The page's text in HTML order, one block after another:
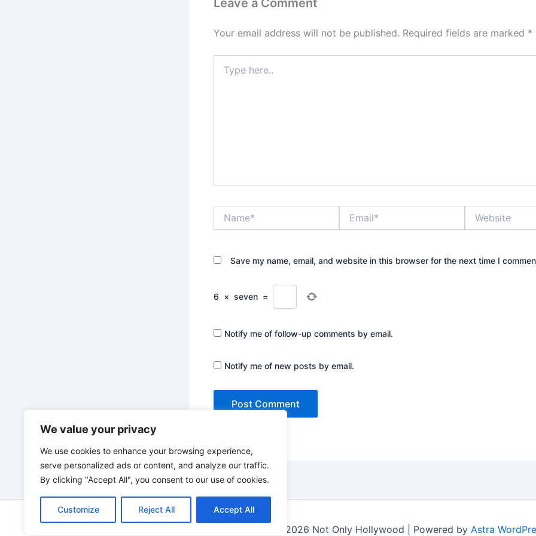
We value your privacy
We use cookies to enhance your browsing experience,
serve personalized ads or content, and analyze our traffic.
By clicking "Accept All", you consent to our use of cookies.
Customize Reject All Accept All
Leave a Comment
Your email address will not be published. Required fields are marked *
here..
Save my name, email, and website in this browser for the next time I
6 × seven =
Notify me of follow-up comments by email.
Notify me of new posts by email.
Copyright © 2026 Not Only Hollywood | Powered by Astra